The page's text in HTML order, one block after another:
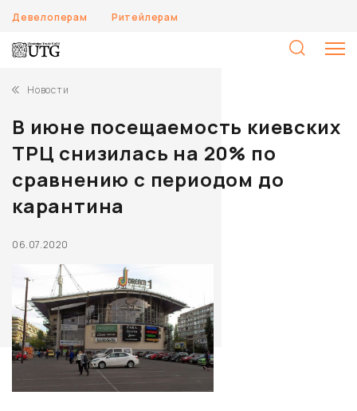
Девелоперам Ритейлерам
Новости
В июне посещаемость киевских
ТРЦ снизилась на 20% по
сравнению с периодом до
карантина
06.07.2020